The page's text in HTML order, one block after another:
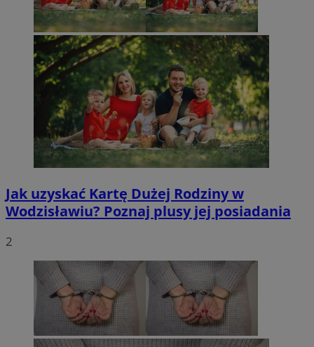
Jak uzyskać Kartę Dużej Rodziny w
Wodzisławiu? Poznaj plusy jej posiadania
2